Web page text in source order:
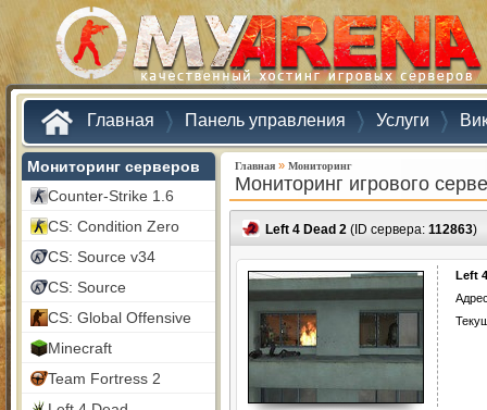
Главная Панель управления Услуги
Мониторинг серверов
Counter-Strike 1.6
CS: Condition Zero
CS: Source v34
CS: Source
CS: Global Offensive
Minecraft
Team Fortress 2
Главная » Мониторинг
Мониторинг игрового
Left 4 Dead 2 (ID сервера: 112863)
Left